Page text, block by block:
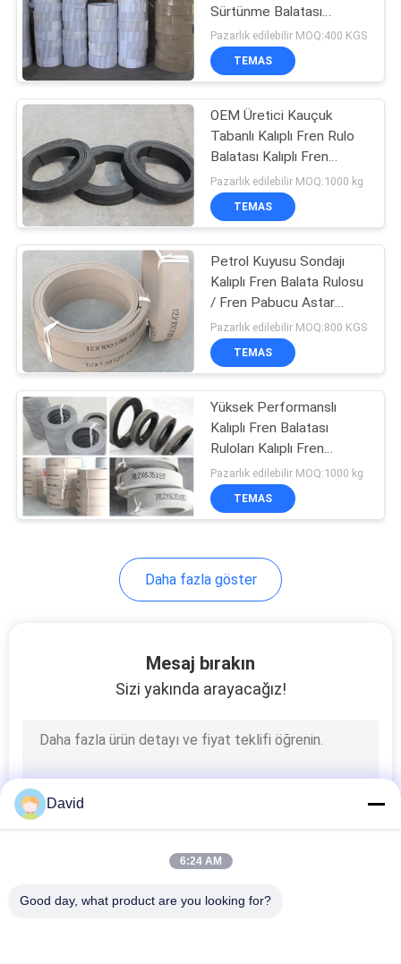
SITE
HARITASI
POLICY
Fren Bloğu
Malzemesi
34
Dokuma Fren Balata
Malzemesi
32
Endüstriyel Fren
Balatası
Conta Halkası
Contası
Asbestsiz Fren
Balatası
17
Sürtünme Balatası
Malzemesi Asbestsiz
Fren Balatası
Pazarlık edilebilir MOQ:400 KGS
TEMAS
OEM Üretici Kauçuk
Tabanlı Kalıplı Fren Rulo
Balatası Kalıplı Fren
Balatası
Pazarlık edilebilir MOQ:1000 kg
TEMAS
Petrol Kuyusu Sondajı
Kalıplı Fren Balata Rulosu
/ Fren Pabucu Astar
Malzemesi Kalıplı
Pazarlık edilebilir MOQ:800 KGS
TEMAS
Yüksek Performanslı
Kalıplı Fren Balatası
Ruloları Kalıplı Fren
Balatası
Pazarlık edilebilir MOQ:1000 kg
TEMAS
Daha fazla göster
Mesaj bırakın
Sizi yakında arayacağız!
David
6:24 AM
Good day, what product are you looking for?